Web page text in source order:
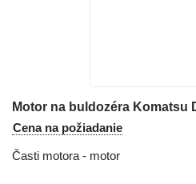
Motor na buldozéra Komatsu
Cena na požiadanie
Časti motora - motor